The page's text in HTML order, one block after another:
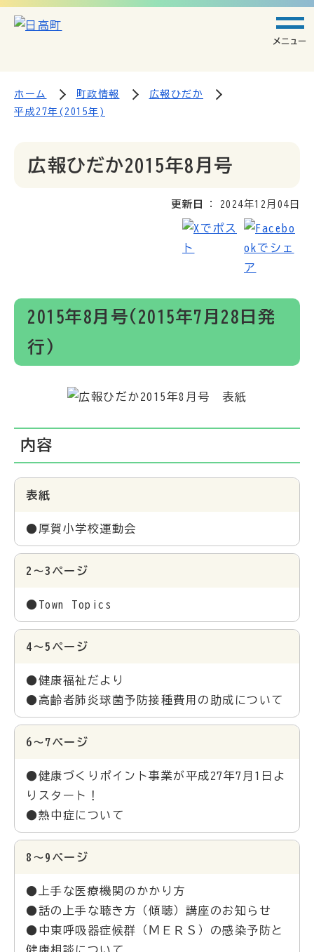
メニュー
ホーム 町政情報
広報ひだか
平成27年(2015年)
広報ひだか2015年8月号
更新日 2024年12月04日
2015年8月号(2015年7月28日発
行)
内容
表紙
●厚賀小学校運動会
2～3ページ
●Town Topics
4～5ページ
●健康福祉だより
●高齢者肺炎球菌予防接種費用の助成について
6～7ページ
●健康づくりポイント事業が平成27年7月1日よ
りスタート！
●熱中症について
8～9ページ
●上手な医療機関のかかり方
●話の上手な聴き方（傾聴）講座のお知らせ
●中東呼吸器症候群（ＭＥＲＳ）の感染予防と